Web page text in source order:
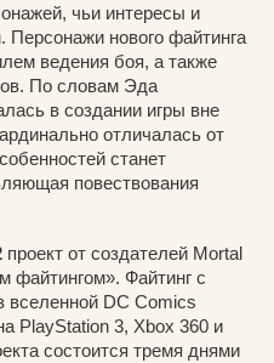
чьи интересы и
Персонажи нового файтинга
ведения боя, а также
По словам Эда
в создании игры вне
отличалась от
станет
повествования
проект от создателей Mortal
файтингом». Файтинг с
вселенной DC Comics
PlayStation 3, Xbox 360 и
состоится тремя днями